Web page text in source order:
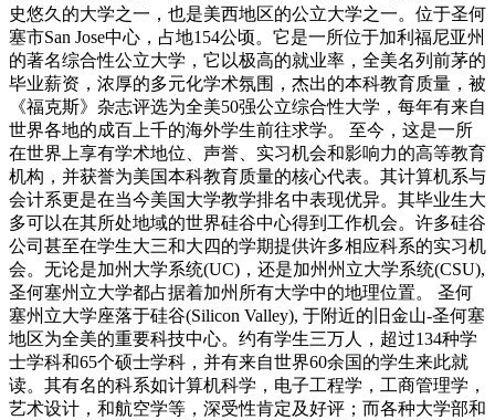
史悠久的大学之一，也是美西地区的公立大学之一。位于圣何
塞市San Jose中心，占地154公顷。它是一所位于加利福尼亚州
的著名综合性公立大学，它以极高的就业率，全美名列前茅的
毕业薪资，浓厚的多元化学术氛围，杰出的本科教育质量，被
《福克斯》杂志评选为全美50强公立综合性大学，每年有来自
世界各地的成百上千的海外学生前往求学。 至今，这是一所
在世界上享有学术地位、声誉、实习机会和影响力的高等教育
机构，并获誉为美国本科教育质量的核心代表。其计算机系与
会计系更是在当今美国大学教学排名中表现优异。其毕业生大
多可以在其所处地域的世界硅谷中心得到工作机会。许多硅谷
公司甚至在学生大三和大四的学期提供许多相应科系的实习机
会。无论是加州大学系统(UC)，还是加州州立大学系统(CSU),
圣何塞州立大学都占据着加州所有大学中的地理位置。 圣何
塞州立大学座落于硅谷(Silicon Valley), 于附近的旧金山-圣何塞
地区为全美的重要科技中心。约有学生三万人，超过134种学
士学科和65个硕士学科，并有来自世界60余国的学生来此就
读。其有名的科系如计算机科学，电子工程学，工商管理学，
艺术设计，和航空学等，深受性肯定及好评；而各种大学部和